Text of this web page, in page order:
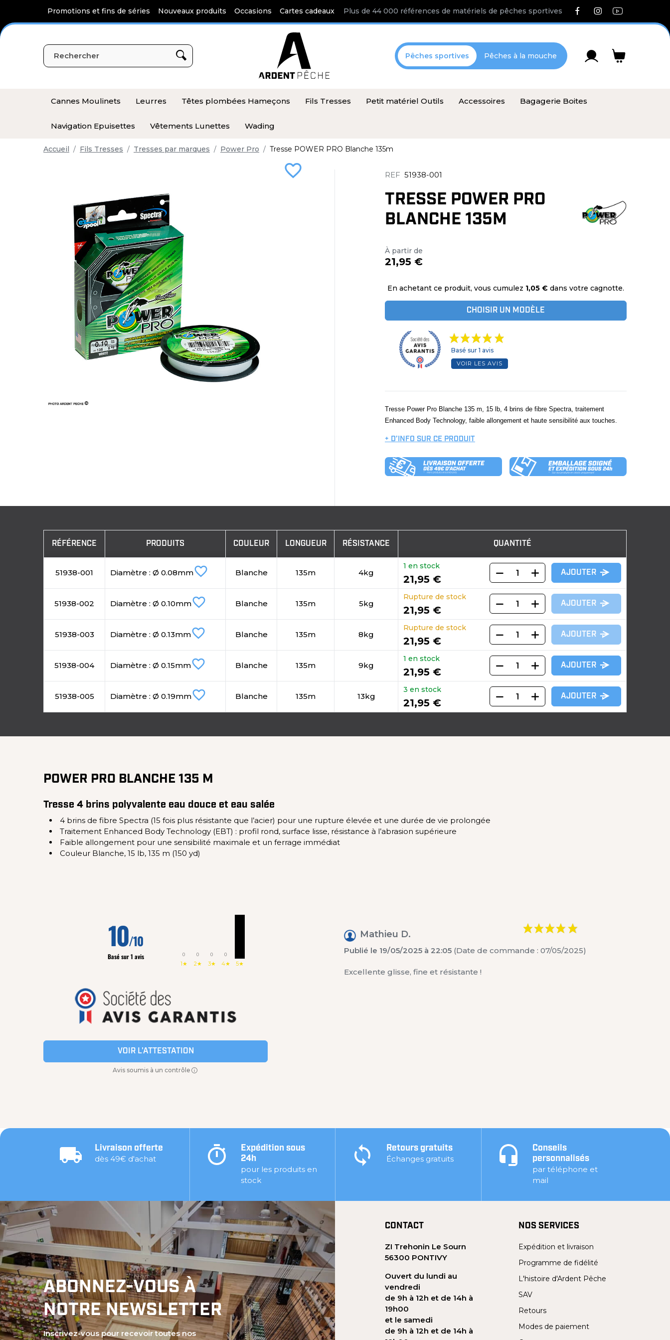
Promotions et fins de séries Nouveaux produits Occasions Cartes cadeaux Plus de 44 000 références de matériels de pêches sportives
Pêches sportives Pêches à la mouche
Cannes Moulinets Leurres Têtes plombées Hameçons Fils Tresses Petit matériel Outils Accessoires Bagagerie Boites
Navigation Epuisettes Vêtements Lunettes Wading
Accueil Fils Tresses Tresses par marques Power Pro Tresse POWER PRO Blanche 135m
favorite_border REF 51938-001
TRESSE POWER PRO
BLANCHE 135M
À partir de
21,95 €
En achetant ce produit, vous cumulez 1,05 € dans votre cagnotte.
CHOISIR UN MODÈLE
Basé sur 1 avis
VOIR LES AVIS
Tresse Power Pro Blanche 135 m, 15 lb, 4 brins de fibre Spectra, traitement
Enhanced Body Technology, faible allongement et haute sensibilité aux touches.
+ D’INFO SUR CE PRODUIT
RÉFÉRENCE PRODUITS COULEUR LONGUEUR RÉSISTANCE QUANTITÉ
51938-001 Diamètre : Ø 0.08mmfavorite_border Blanche 135m 4kg
1 en stock
21,95 €
AJOUTER
51938-002 Diamètre : Ø 0.10mmfavorite_border Blanche 135m 5kg
Rupture de stock
21,95 €
AJOUTER
51938-003 Diamètre : Ø 0.13mmfavorite_border Blanche 135m 8kg
Rupture de stock
21,95 €
AJOUTER
51938-004 Diamètre : Ø 0.15mmfavorite_border Blanche 135m 9kg
1 en stock
21,95 €
AJOUTER
51938-005 Diamètre : Ø 0.19mmfavorite_border Blanche 135m 13kg
3 en stock
21,95 €
AJOUTER
POWER PRO BLANCHE 135 M
Tresse 4 brins polyvalente eau douce et eau salée
4 brins de fibre Spectra (15 fois plus résistante que l’acier) pour une rupture élevée et une durée de vie prolongée
Traitement Enhanced Body Technology (EBT) : profil rond, surface lisse, résistance à l’abrasion supérieure
Faible allongement pour une sensibilité maximale et un ferrage immédiat
Couleur Blanche, 15 lb, 135 m (150 yd)
10/10
Basé sur 1 avis 0
1★
0
2★
0
3★
0
4★ 5★
VOIR L'ATTESTATION
Avis soumis à un contrôle
Mathieu D.
Publié le 19/05/2025 à 22:05 (Date de commande : 07/05/2025)
Excellente glisse, fine et résistante !
Livraison offerte
dès 49€ d'achat
Expédition sous
24h
pour les produits en
stock
Retours gratuits
Échanges gratuits
Conseils
personnalisés
par téléphone et
mail
ABONNEZ-VOUS À
NOTRE NEWSLETTER
Inscrivez-vous pour recevoir toutes nos
CONTACT
ZI Trehonin Le Sourn
56300 PONTIVY
Ouvert du lundi au
vendredi
de 9h à 12h et de 14h à
19h00
et le samedi
de 9h à 12h et de 14h à
NOS SERVICES
Expédition et livraison
Programme de fidélité
L'histoire d'Ardent Pêche
SAV
Retours
Modes de paiement